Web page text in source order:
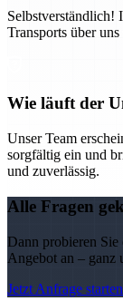
Selbstverständlich!
Transports über
Wie läuft der
Unser Team
sorgfältig ein und
und zuverlässig.
Alle Fragen
Dann probieren
Angebot an – ganz
Jetzt Anfrage starten